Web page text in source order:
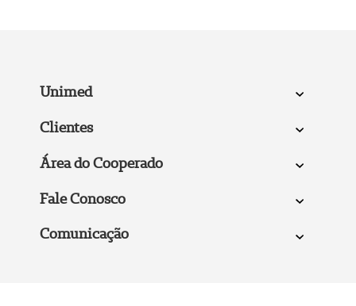
Unimed
Clientes
Área do Cooperado
Fale Conosco
Comunicação